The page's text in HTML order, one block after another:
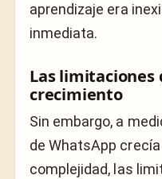
aprendizaje era
inmediata.
Las limitaciones
crecimiento
Sin embargo, a
de WhatsApp
complejidad, las